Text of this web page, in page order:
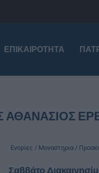
ΕΠΙΚΑΙΡΌΤΗΤΑ
ΑΘΑΝΑΣΙΟΣ
Ενορίες / Μοναστηρια /
Σαββάτο